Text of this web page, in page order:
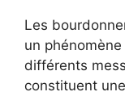
Les
un
différents
constituent